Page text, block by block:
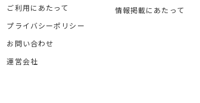
ご利用にあたって
プライバシーポリシー
お問い合わせ
運営会社
情報掲載にあたって